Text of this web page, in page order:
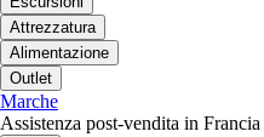
Attrezzatura
Alimentazione
Outlet
Marche
Assistenza post-vendita in Francia